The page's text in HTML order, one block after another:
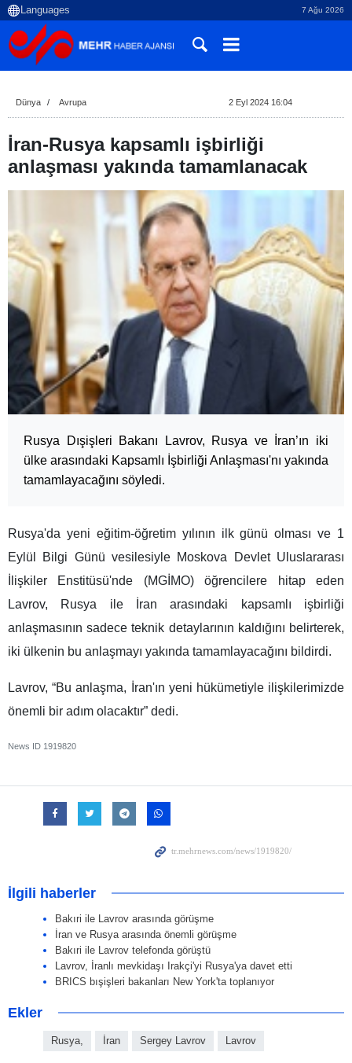
7 Ağu 2026
Dünya Avrupa 2 Eyl 2024 16:04
İran-Rusya kapsamlı işbirliği
anlaşması yakında tamamlanacak
Rusya Dışişleri Bakanı Lavrov, Rusya ve İran’ın iki
ülke arasındaki Kapsamlı İşbirliği Anlaşması'nı yakında
tamamlayacağını söyledi.
Rusya'da yeni eğitim-öğretim yılının ilk günü olması ve 1
Eylül Bilgi Günü vesilesiyle Moskova Devlet Uluslararası
İlişkiler Enstitüsü'nde (MGİMO) öğrencilere hitap eden
Lavrov, Rusya ile İran arasındaki kapsamlı işbirliği
anlaşmasının sadece teknik detaylarının kaldığını belirterek,
iki ülkenin bu anlaşmayı yakında tamamlayacağını bildirdi.
Lavrov, “Bu anlaşma, İran'ın yeni hükümetiyle ilişkilerimizde
önemli bir adım olacaktır” dedi.
News ID 1919820
İlgili haberler
Bakıri ile Lavrov arasında görüşme
İran ve Rusya arasında önemli görüşme
Bakıri ile Lavrov telefonda görüştü
Lavrov, İranlı mevkidaşı Irakçi'yi Rusya'ya davet etti
BRICS bışişleri bakanları New York'ta toplanıyor
Ekler
Rusya, İran Sergey Lavrov Lavrov